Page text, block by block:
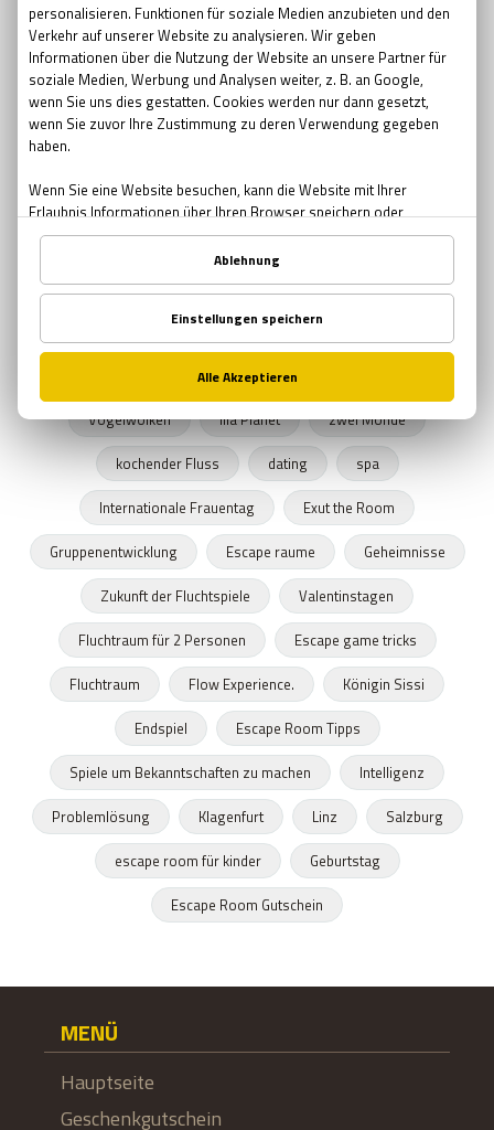
Pfingsten Bedeutung kreative Geschenke
kreative
Brauerei
Bier bar
sommernacht
Sonnenwende
Sehenswürdigkeiten in Wien
urbane Legenden Wiens
verlassene Orte
verlassene Orte Wien
Junggesellenabschied
Exit The Game
Freizeitprogramme
UNICEF
Schule in der Kiste
Zombies
Planet Erde
Vogelwolken
lila Planet
zwei Monde
kochender Fluss
dating
spa
Internationale Frauentag
Exut the Room
Gruppenentwicklung
Escape raume
Geheimnisse
Zukunft der Fluchtspiele
Valentinstagen
Fluchtraum für 2 Personen
Escape game tricks
Fluchtraum
Flow Experience.
Königin Sissi
Endspiel
Escape Room Tipps
Spiele um Bekanntschaften zu machen
Intelligenz
Problemlösung
Klagenfurt Linz
Salzburg
escape room für kinder
Geburtstag
Escape Room Gutschein
MENÜ
Hauptseite
Geschenkgutschein